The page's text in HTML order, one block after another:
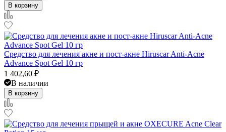
В корзину
Средство для лечения акне и пост-акне Hiruscar Anti-Acne
Advance Spot Gel 10 гр
1 402,60 ₽
В наличии
В корзину